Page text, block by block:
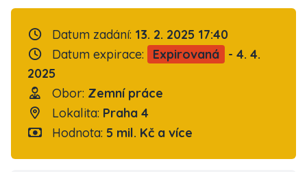
Datum zadání: 13. 2. 2025 17:40
Datum expirace:
Expirovaná
- 4. 4.
2025
Obor: Zemní práce
Lokalita: Praha 4
Hodnota: 5 mil. Kč a více